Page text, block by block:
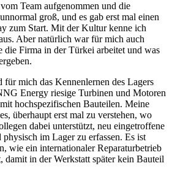
Team aufgenommen und die
groß, und es gab erst mal einen
zum Start. Mit der Kultur kenne ich
Aber natürlich war für mich auch
die Firma in der Türkei arbeitet und was
für mich das Kennenlernen des Lagers
Energy riesige Turbinen und Motoren
hochspezifischen Bauteilen. Meine
überhaupt erst mal zu verstehen, wo
dabei unterstützt, neu eingetroffene
im Lager zu erfassen. Es ist
wie ein internationaler Reparaturbetrieb
damit in der Werkstatt später kein Bauteil